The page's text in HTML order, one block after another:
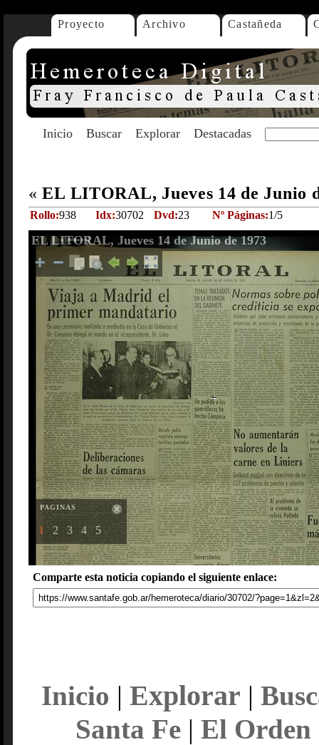
Proyecto Archivo Castañeda
Inicio Buscar Explorar Destacadas
« EL LITORAL, Jueves 14 de Junio
Rollo:938 Idx:30702 Dvd:23 Nº Páginas:1/5
EL LITORAL, Jueves 14 de Junio de 1973
PAGINAS
1 2 3 4 5
Comparte esta noticia copiando el siguiente enlace:
Inicio | Explorar |
Santa Fe| El Orden